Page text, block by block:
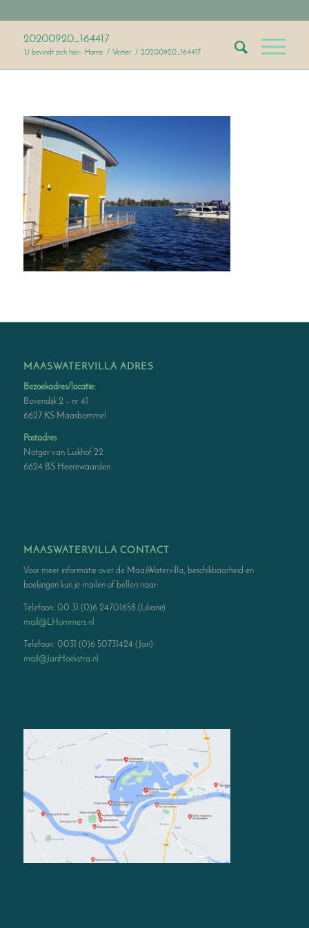
20200920_164417
U bevindt zich hier: Home / Vertier / 20200920_164417
MAASWATERVILLA ADRES
Bezoekadres/locatie:
Bovendijk 2 – nr 41
6627 KS Maasbommel
Postadres
Notger van Luikhof 22
6624 BS Heerewaarden
MAASWATERVILLA CONTACT
Voor meer informatie over de MaasWatervilla, beschikbaarheid en
boekingen kun je mailen of bellen naar:
Telefoon: 00 31 (0)6 24701658 (Liliane)
mail@LHommers.nl
Telefoon: 0031 (0)6 50731424 (Jan)
mail@JanHoekstra.nl